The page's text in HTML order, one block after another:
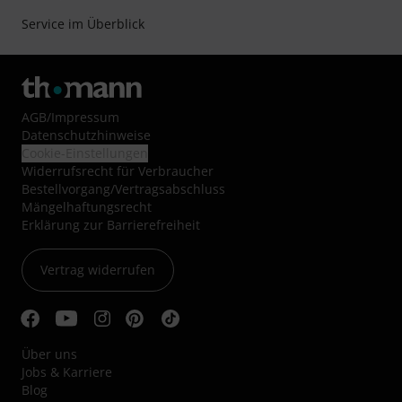
Service im Überblick
AGB/Impressum
Datenschutzhinweise
Widerrufsrecht für Verbraucher
Bestellvorgang/Vertragsabschluss
Mängelhaftungsrecht
Erklärung zur Barrierefreiheit
Vertrag widerrufen
Über uns
Jobs & Karriere
Blog